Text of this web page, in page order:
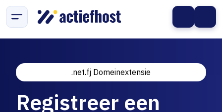
.net.fj Domeinextensie
Registreer een